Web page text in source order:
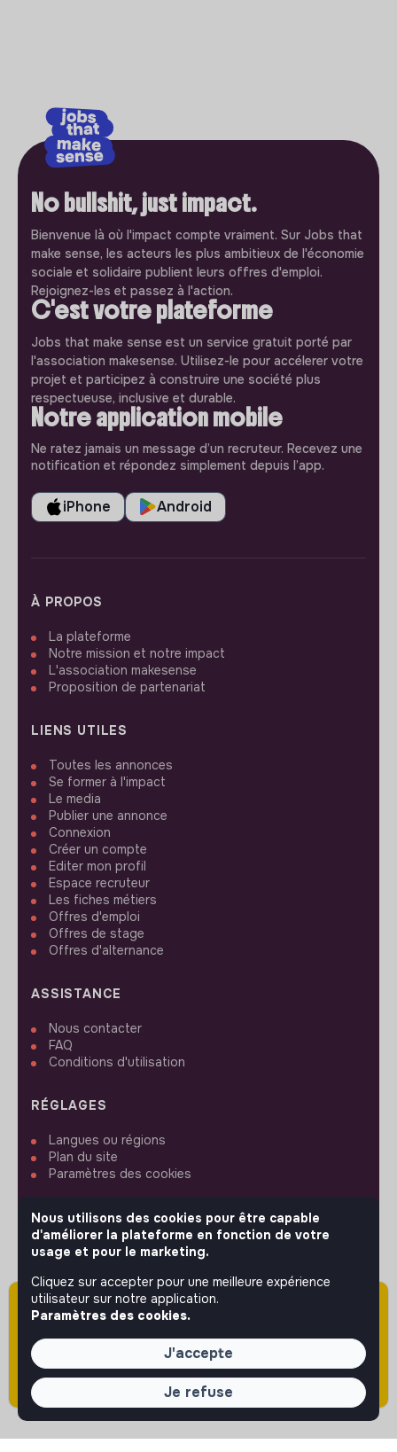
Attention cette annonce a été publiée il y a
plus de 60 jours (le 21/05/2026) et est sans
doute expirée ou non mise à jour.
No bullshit, just impact.
Bienvenue là où l'impact compte vraiment. Sur Jobs that
make sense, les acteurs les plus ambitieux de l'économie
sociale et solidaire publient leurs offres d'emploi.
Rejoignez-les et passez à l'action.
C'est votre plateforme
Jobs that make sense est un service gratuit porté par
l'association makesense. Utilisez-le pour accélerer votre
projet et participez à construire une société plus
respectueuse, inclusive et durable.
Notre application mobile
Ne ratez jamais un message d’un recruteur. Recevez une
notification et répondez simplement depuis l’app.
iPhone Android
À PROPOS
La plateforme
Notre mission et notre impact
L'association makesense
Proposition de partenariat
LIENS UTILES
Toutes les annonces
Se former à l'impact
Le media
Publier une annonce
Connexion
Créer un compte
Editer mon profil
Espace recruteur
Les fiches métiers
Offres d'emploi
Offres de stage
Offres d'alternance
ASSISTANCE
Nous contacter
FAQ
Conditions d'utilisation
RÉGLAGES
Langues ou régions
Plan du site
Paramètres des cookies
© 2026 jobs that makesense.
Nous utilisons des cookies pour être capable
d'améliorer la plateforme en fonction de votre
usage et pour le marketing.
Cliquez sur accepter pour une meilleure expérience
utilisateur sur notre application.
Paramètres des cookies.
J'accepte
Je refuse